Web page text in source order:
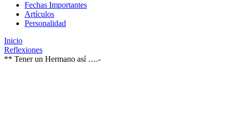
Fechas Importantes
Artículos
Personalidad
Inicio
Reflexiones
** Tener un Hermano así ….-